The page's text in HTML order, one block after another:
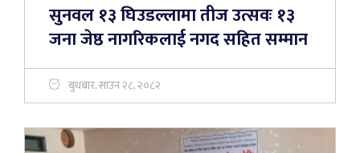
सुनवल १३ घिउडल्लामा तीज उत्सवः १३
जना जेष्ठ नागरिकलाई नगद सहित सम्मान
बुधबार, साउन २८, २०८२